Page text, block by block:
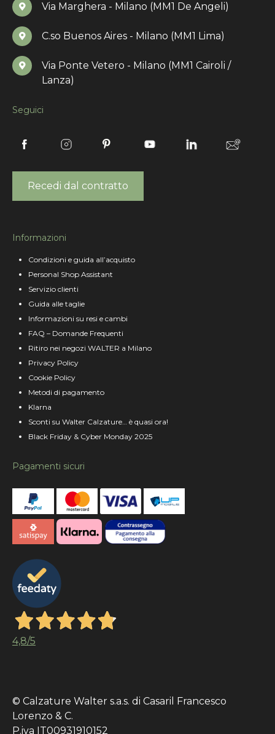
Via Marghera - Milano (MM1 De Angeli)
C.so Buenos Aires - Milano (MM1 Lima)
Via Ponte Vetero - Milano (MM1 Cairoli /
Lanza)
Seguici
Recedi dal contratto
Informazioni
Condizioni e guida all’acquisto
Personal Shop Assistant
Servizio clienti
Guida alle taglie
Informazioni su resi e cambi
FAQ – Domande Frequenti
Ritiro nei negozi WALTER a Milano
Privacy Policy
Cookie Policy
Metodi di pagamento
Klarna
Sconti su Walter Calzature… è quasi ora!
Black Friday & Cyber Monday 2025
Pagamenti sicuri
4,8/5
© Calzature Walter s.a.s. di Casaril Francesco
Lorenzo & C.
P.iva IT00931910152